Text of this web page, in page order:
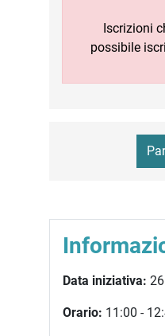
Iscrizioni
possibile
Data iniziativa:
Orario: 11:00 -